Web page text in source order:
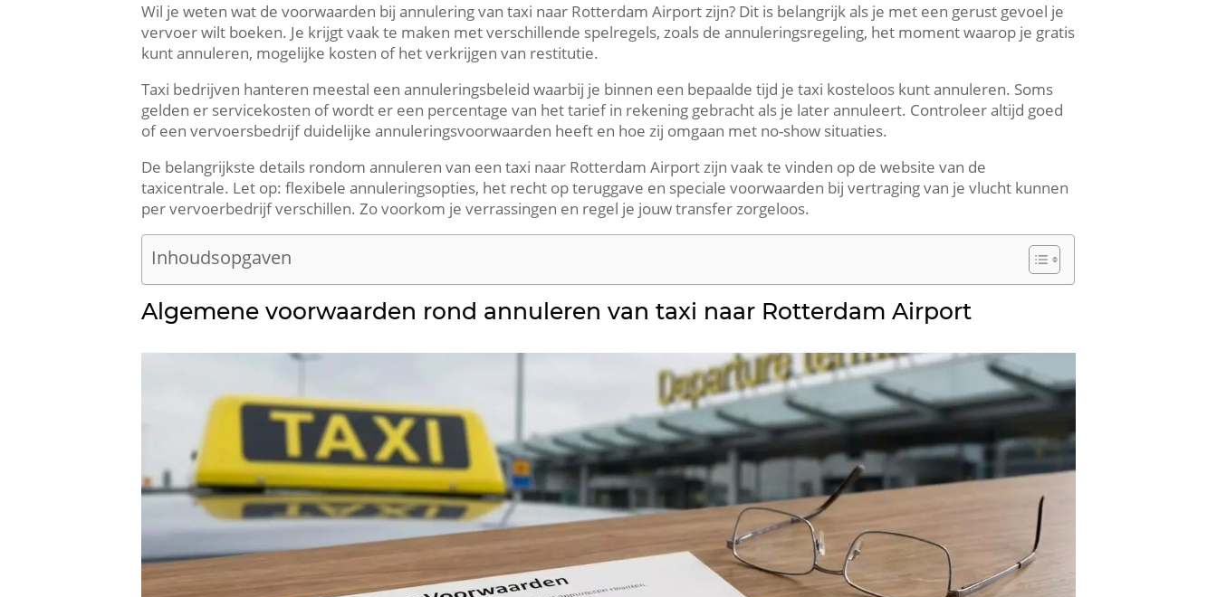
Wil je weten wat de voorwaarden bij annulering van taxi naar Rotterdam Airport zijn? Dit is belangrijk als je met een gerust gevoel je
vervoer wilt boeken. Je krijgt vaak te maken met verschillende spelregels, zoals de annuleringsregeling, het moment waarop je gratis
kunt annuleren, mogelijke kosten of het verkrijgen van restitutie.
Taxi bedrijven hanteren meestal een annuleringsbeleid waarbij je binnen een bepaalde tijd je taxi kosteloos kunt annuleren. Soms
gelden er servicekosten of wordt er een percentage van het tarief in rekening gebracht als je later annuleert. Controleer altijd goed
of een vervoersbedrijf duidelijke annuleringsvoorwaarden heeft en hoe zij omgaan met no-show situaties.
De belangrijkste details rondom annuleren van een taxi naar Rotterdam Airport zijn vaak te vinden op de website van de
taxicentrale. Let op: flexibele annuleringsopties, het recht op teruggave en speciale voorwaarden bij vertraging van je vlucht kunnen
per vervoerbedrijf verschillen. Zo voorkom je verrassingen en regel je jouw transfer zorgeloos.
Inhoudsopgaven
Algemene voorwaarden rond annuleren van taxi naar Rotterdam Airport